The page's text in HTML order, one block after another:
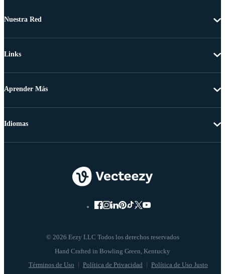
Nuestra Red
Links
Aprender Más
© 2026 Eezy LLC Todos los derechos reservados
Términos de Uso Política de Privacidad Política de Uso Justo
Idiomas